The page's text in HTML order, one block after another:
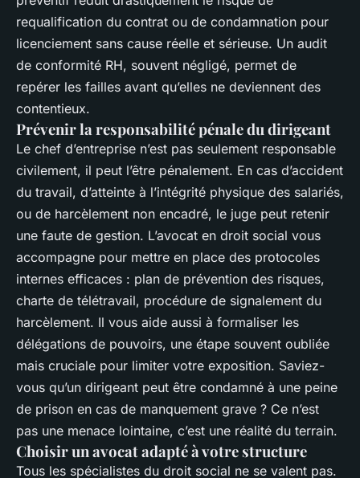
requalification du contrat ou de condamnation pour
licenciement sans cause réelle et sérieuse. Un audit
de conformité RH, souvent négligé, permet de
repérer les failles avant qu’elles ne deviennent des
contentieux.
Prévenir la responsabilité pénale du dirigeant
Le chef d’entreprise n’est pas seulement responsable
civilement, il peut l’être pénalement. En cas d’accident
du travail, d’atteinte à l’intégrité physique des salariés,
ou de harcèlement non encadré, le juge peut retenir
une faute de gestion. L’avocat en droit social vous
accompagne pour mettre en place des protocoles
internes efficaces : plan de prévention des risques,
charte de télétravail, procédure de signalement du
harcèlement. Il vous aide aussi à formaliser les
délégations de pouvoirs, une étape souvent oubliée
mais cruciale pour limiter votre exposition. Saviez-
vous qu’un dirigeant peut être condamné à une peine
de prison en cas de manquement grave ? Ce n’est
pas une menace lointaine, c’est une réalité du terrain.
Choisir un avocat adapté à votre structure
Tous les spécialistes du droit social ne se valent pas.